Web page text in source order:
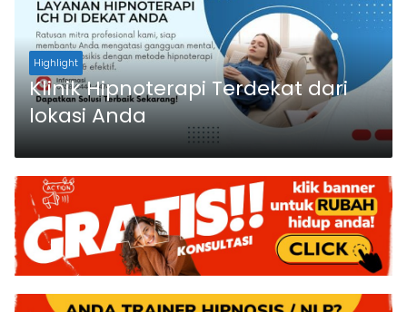
Highlight
Klinik Hipnoterapi Terdekat dari
lokasi Anda